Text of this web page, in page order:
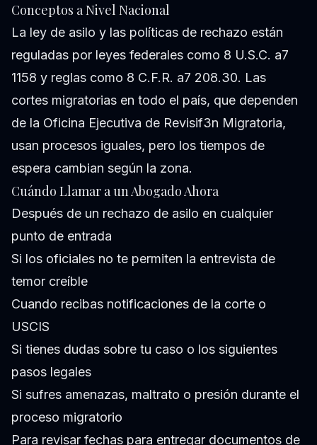
Conceptos a Nivel Nacional
La ley de asilo y las políticas de rechazo están
reguladas por leyes federales como 8 U.S.C. a7
1158 y reglas como 8 C.F.R. a7 208.30. Las
cortes migratorias en todo el país, que dependen
de la Oficina Ejecutiva de Revisif3n Migratoria,
usan procesos iguales, pero los tiempos de
espera cambian según la zona.
Cuándo Llamar a un Abogado Ahora
Después de un rechazo de asilo en cualquier
punto de entrada
Si los oficiales no te permiten la entrevista de
temor creíble
Cuando recibas notificaciones de la corte o
USCIS
Si tienes dudas sobre tu caso o los siguientes
pasos legales
Si sufres amenazas, maltrato o presión durante el
proceso migratorio
Para revisar fechas para entregar documentos de